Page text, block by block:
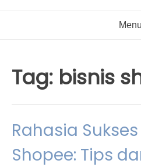
Menu
Tag: bisnis
Rahasia
Shopee: Tips